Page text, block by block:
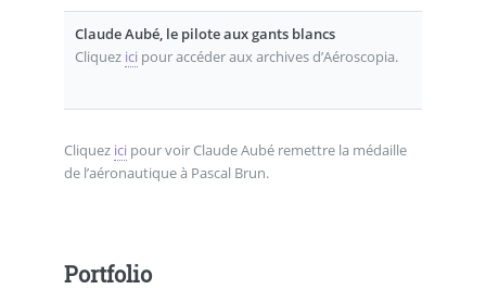
Claude Aubé, le pilote aux gants blancs
Cliquez ici pour accéder aux archives d’Aéroscopia.
Cliquez ici pour voir Claude Aubé remettre la médaille
de l’aéronautique à Pascal Brun.
Portfolio